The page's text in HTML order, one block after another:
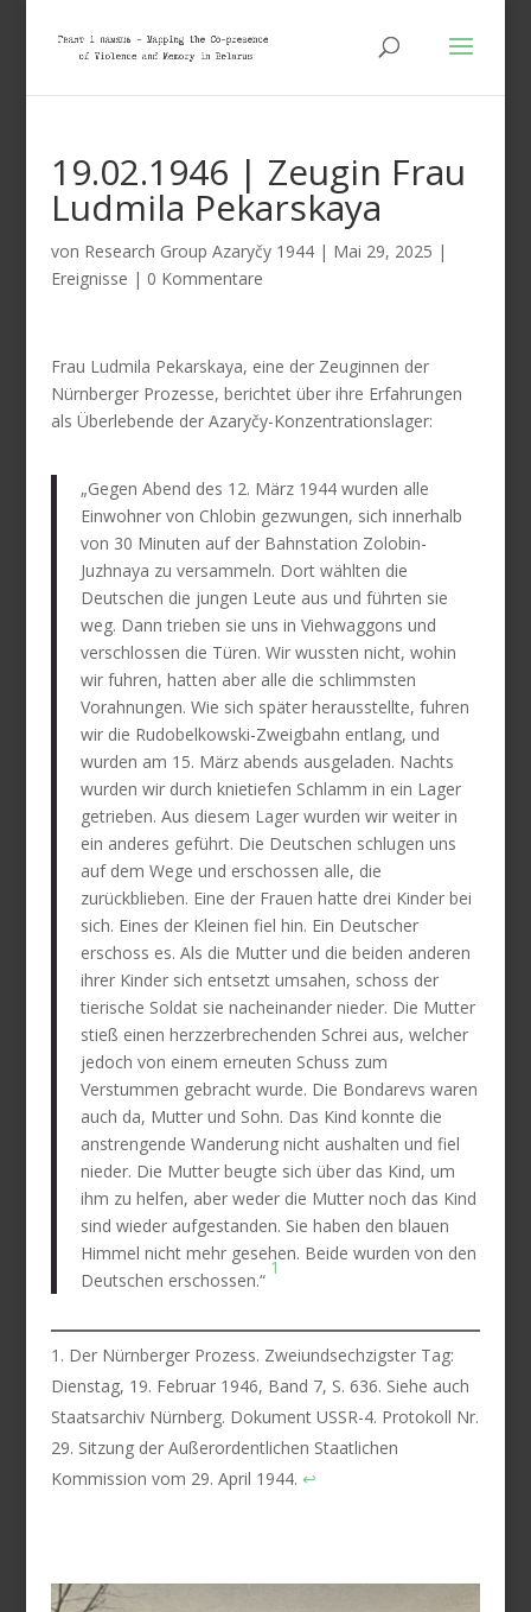
19.02.1946 | Zeugin Frau
Ludmila Pekarskaya
von Research Group Azaryčy 1944| Mai 29, 2025 |
Ereignisse | 0 Kommentare
Frau Ludmila Pekarskaya, eine der Zeuginnen der
Nürnberger Prozesse, berichtet über ihre Erfahrungen
als Überlebende der Azaryčy-Konzentrationslager:
„Gegen Abend des 12. März 1944 wurden alle
Einwohner von Chlobin gezwungen, sich innerhalb
von 30 Minuten auf der Bahnstation Zolobin-
Juzhnaya zu versammeln. Dort wählten die
Deutschen die jungen Leute aus und führten sie
weg. Dann trieben sie uns in Viehwaggons und
verschlossen die Türen. Wir wussten nicht, wohin
wir fuhren, hatten aber alle die schlimmsten
Vorahnungen. Wie sich später herausstellte, fuhren
wir die Rudobelkowski-Zweigbahn entlang, und
wurden am 15. März abends ausgeladen. Nachts
wurden wir durch knietiefen Schlamm in ein Lager
getrieben. Aus diesem Lager wurden wir weiter in
ein anderes geführt. Die Deutschen schlugen uns
auf dem Wege und erschossen alle, die
zurückblieben. Eine der Frauen hatte drei Kinder bei
sich. Eines der Kleinen fiel hin. Ein Deutscher
erschoss es. Als die Mutter und die beiden anderen
ihrer Kinder sich entsetzt umsahen, schoss der
tierische Soldat sie nacheinander nieder. Die Mutter
stieß einen herzzerbrechenden Schrei aus, welcher
jedoch von einem erneuten Schuss zum
Verstummen gebracht wurde. Die Bondarevs waren
auch da, Mutter und Sohn. Das Kind konnte die
anstrengende Wanderung nicht aushalten und fiel
nieder. Die Mutter beugte sich über das Kind, um
ihm zu helfen, aber weder die Mutter noch das Kind
sind wieder aufgestanden. Sie haben den blauen
Himmel nicht mehr gesehen. Beide wurden von den
Deutschen erschossen.“
1
Der Nürnberger Prozess. Zweiundsechzigster Tag:
Dienstag, 19. Februar 1946, Band 7, S. 636. Siehe auch
Staatsarchiv Nürnberg. Dokument USSR-4. Protokoll Nr.
29. Sitzung der Außerordentlichen Staatlichen
Kommission vom 29. April 1944. ↩︎